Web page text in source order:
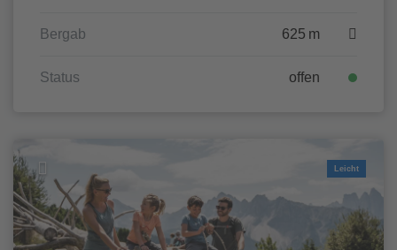
Bergab 625 m
Status offen
Leicht